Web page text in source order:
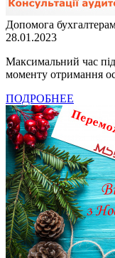
Допомога
28.01.2023
Максимальний час
моменту отримання
ПОДРОБНЕЕ